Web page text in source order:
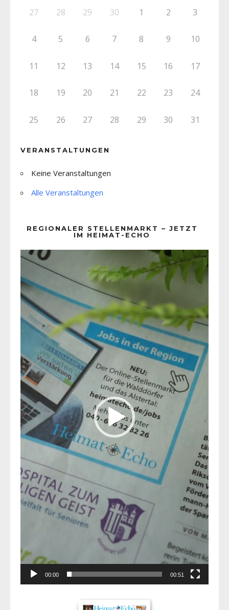
27 28 29 30 1 2 3
4 5 6 7 8 9 10
11 12 13 14 15 16 17
18 19 20 21 22 23 24
25 26 27 28 29 30 31
VERANSTALTUNGEN
Keine Veranstaltungen
Alle Veranstaltungen
REGIONALER STELLENMARKT – JETZT
IM HEIMAT-ECHO
Player
00:00 00:51